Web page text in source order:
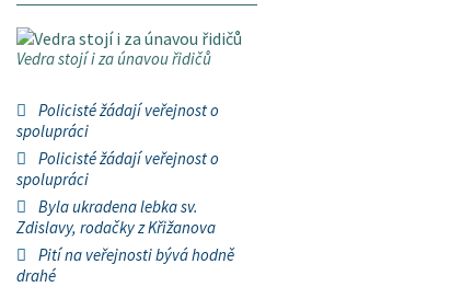
Vedra stojí i za únavou řidičů
Policisté žádají veřejnost o
spolupráci
Policisté žádají veřejnost o
spolupráci
Byla ukradena lebka sv.
Zdislavy, rodačky z Křižanova
Pití na veřejnosti bývá hodně
drahé